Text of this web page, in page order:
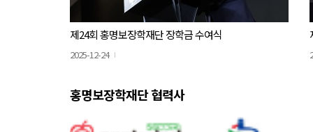
제24회 홍명보장학재단 장학금 수여식
2025-12-24
홍명보장학재단 협력사